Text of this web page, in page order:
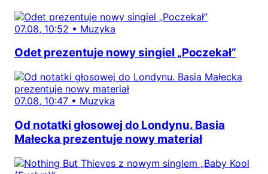
07.08, 10:52 • Muzyka
Odet prezentuje nowy singiel „Poczekał”
07.08, 10:47 • Muzyka
Od notatki głosowej do Londynu. Basia
Małecka prezentuje nowy materiał